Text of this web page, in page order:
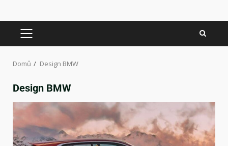
Domů Design BMW
Design BMW